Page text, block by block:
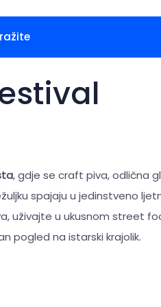
, gdje se craft piva, odlična
spajaju u jedinstveno
uživajte u ukusnom street
pogled na istarski krajolik.